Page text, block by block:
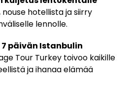
hotellista ja siirry
lennolle.
7 päivän Istanbulin
Tour Turkey toivoo kaikille
ja ihanaa elämää